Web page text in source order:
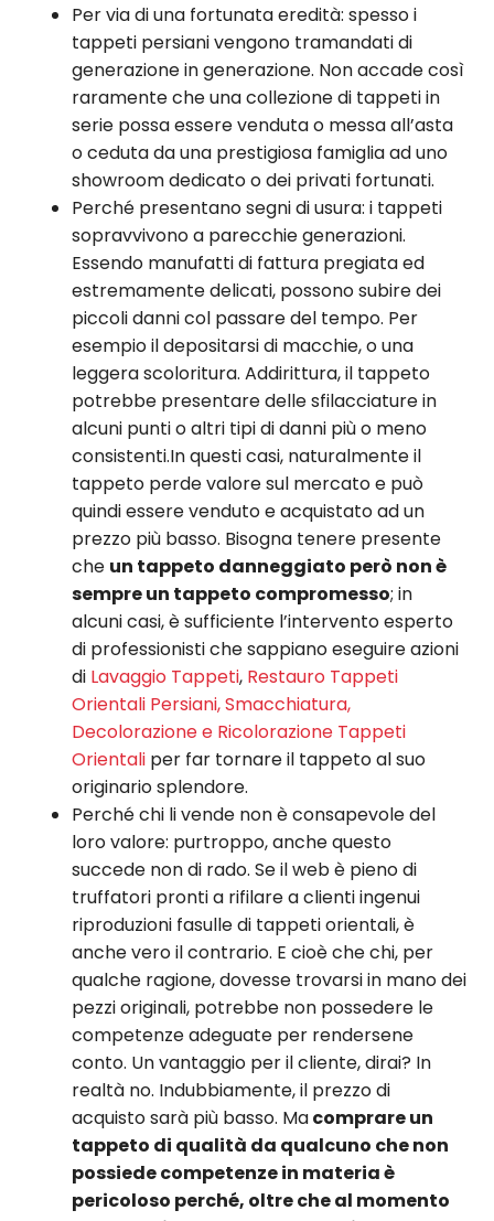
Per via di una fortunata eredità: spesso i
tappeti persiani vengono tramandati di
generazione in generazione. Non accade così
raramente che una collezione di tappeti in
serie possa essere venduta o messa all’asta
o ceduta da una prestigiosa famiglia ad uno
showroom dedicato o dei privati fortunati.
Perché presentano segni di usura: i tappeti
sopravvivono a parecchie generazioni.
Essendo manufatti di fattura pregiata ed
estremamente delicati, possono subire dei
piccoli danni col passare del tempo. Per
esempio il depositarsi di macchie, o una
leggera scoloritura. Addirittura, il tappeto
potrebbe presentare delle sfilacciature in
alcuni punti o altri tipi di danni più o meno
consistenti.In questi casi, naturalmente il
tappeto perde valore sul mercato e può
quindi essere venduto e acquistato ad un
prezzo più basso. Bisogna tenere presente
che un tappeto danneggiato però non è
sempre un tappeto compromesso; in
alcuni casi, è sufficiente l’intervento esperto
di professionisti che sappiano eseguire azioni
di Lavaggio Tappeti, Restauro Tappeti
Orientali Persiani,Smacchiatura,
Decolorazione e Ricolorazione Tappeti
Orientali per far tornare il tappeto al suo
originario splendore.
Perché chi li vende non è consapevole del
loro valore: purtroppo, anche questo
succede non di rado. Se il web è pieno di
truffatori pronti a rifilare a clienti ingenui
riproduzioni fasulle di tappeti orientali, è
anche vero il contrario. E cioè che chi, per
qualche ragione, dovesse trovarsi in mano dei
pezzi originali, potrebbe non possedere le
competenze adeguate per rendersene
conto. Un vantaggio per il cliente, dirai? In
realtà no. Indubbiamente, il prezzo di
acquisto sarà più basso. Macomprare un
tappeto di qualità da qualcuno che non
possiede competenze in materia è
pericoloso perché, oltre che al momento